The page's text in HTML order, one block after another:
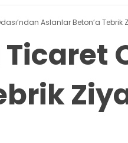
Aslanlar Beton’a Tebrik